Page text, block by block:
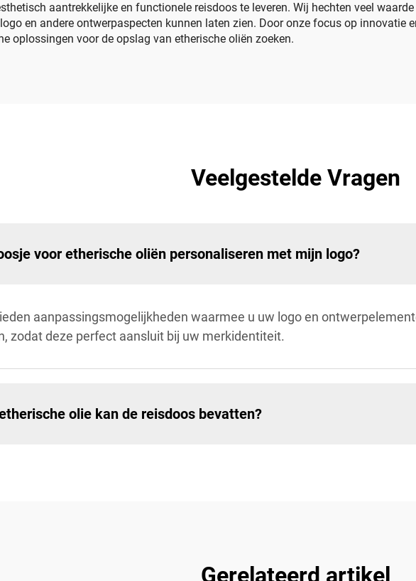
aantrekkelijke en functionele reisdoos te leveren. Wij hechten veel
en andere ontwerpaspecten kunnen laten zien. Door onze focus op innovatie
oplossingen voor de opslag van etherische oliën zoeken.
Veelgestelde Vragen
voor etherische oliën personaliseren met mijn logo?
aanpassingsmogelijkheden waarmee u uw logo en
zodat deze perfect aansluit bij uw merkidentiteit.
olie kan de reisdoos bevatten?
Gerelateerd artikel